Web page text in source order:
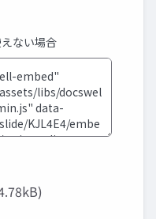
ない場合